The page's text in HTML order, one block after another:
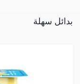
بدائل سهلة